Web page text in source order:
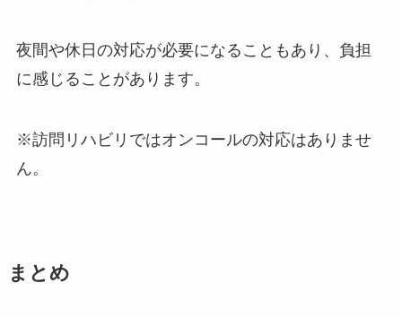
夜間や休日の対応が必要になることもあり、負担
に感じることがあります。
※訪問リハビリではオンコールの対応はありませ
ん。
まとめ